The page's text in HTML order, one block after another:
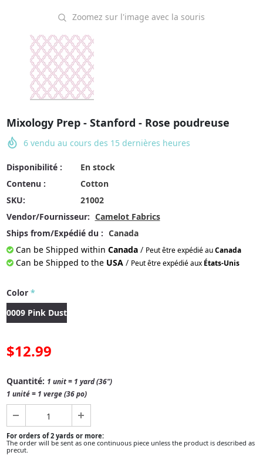
Zoomez sur l'image avec la souris
Mixology Prep - Stanford - Rose poudreuse
6 vendu au cours des 15 dernières heures
Disponibilité :
En stock
Contenu :
Cotton
SKU:
21002
Vendor/Fournisseur: Camelot Fabrics
Ships from/Expédié du : Canada
Can be Shipped within Canada/ Peut être expédié auCanada
Can be Shipped to the USA/ Peut être expédié aux États-Unis
Color *
0009 Pink Dust
$12.99
Quantité: 1 unit = 1 yard (36")
1 unité = 1 verge (36 po)
For orders of 2 yards or more:
The order will be sent as one continuous piece unless the product is described as
precut.